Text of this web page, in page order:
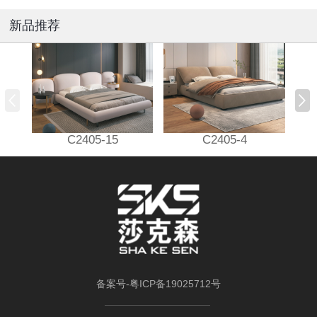
新品推荐
C2405-15 C2405-4
备案号-粤ICP备19025712号